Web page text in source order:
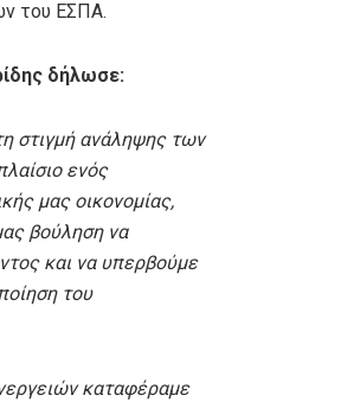
του ΕΣΠΑ.
δήλωσε:
στιγμή ανάληψης των
ενός
μας οικονομίας,
βούληση να
και να υπερβούμε
του
καταφέραμε